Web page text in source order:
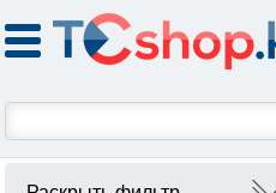
Форма поиска